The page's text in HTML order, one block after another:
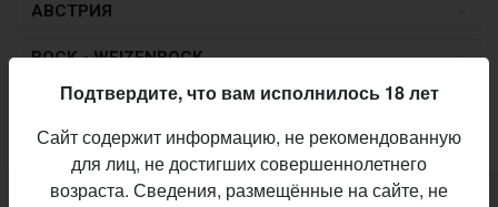
АВСТРИЯ
BOCK - WEIZENBOCK
Пиво по заданным критериям не найдено
Подтвердите, что вам исполнилось 18 лет
Сайт содержит информацию, не рекомендованную
для лиц, не достигших совершеннолетнего
возраста. Сведения, размещённые на сайте, не